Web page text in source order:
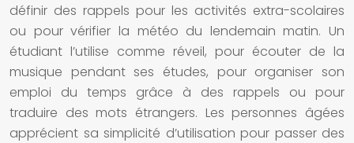
définir des rappels pour les activités extra-scolaires
ou pour vérifier la météo du lendemain matin. Un
étudiant l’utilise comme réveil, pour écouter de la
musique pendant ses études, pour organiser son
emploi du temps grâce à des rappels ou pour
traduire des mots étrangers. Les personnes âgées
apprécient sa simplicité d’utilisation pour passer des